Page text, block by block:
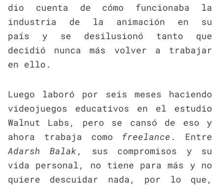
dio cuenta de cómo funcionaba la
industria de la animación en su
país y se desilusionó tanto que
decidió nunca más volver a trabajar
en ello.
Luego laboró por seis meses haciendo
videojuegos educativos en el estudio
Walnut Labs, pero se cansó de eso y
ahora trabaja como freelance . Entre
Adarsh Balak , sus compromisos y su
vida personal, no tiene para más y no
quiere descuidar nada, por lo que,